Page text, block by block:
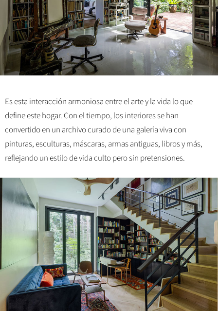
Es esta interacción armoniosa entre el arte y la vida lo que
define este hogar. Con el tiempo, los interiores se han
convertido en un archivo curado de una galería viva con
pinturas, esculturas, máscaras, armas antiguas, libros y más,
reflejando un estilo de vida culto pero sin pretensiones.